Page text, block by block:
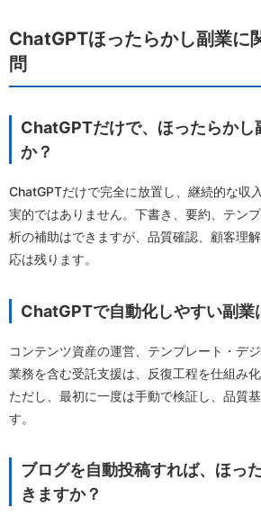
ChatGPTほったらかし副業に
問
ChatGPTだけで、ほったらかし
か？
ChatGPTだけで完全に放置し、継続的な収
実的ではありません。下書き、要約、テン
析の補助はできますが、品質確認、顧客理
応は残ります。
ChatGPTで自動化しやすい副業
コンテンツ資産の運営、テンプレート・デ
業務を含む受託支援は、反復工程を仕組み
ただし、最初に一度は手動で検証し、品質
す。
ブログを自動投稿すれば、ほっ
きますか？